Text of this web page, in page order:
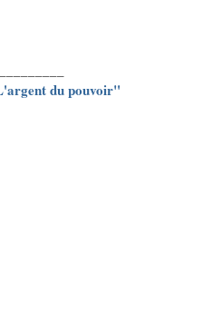
du pouvoir"